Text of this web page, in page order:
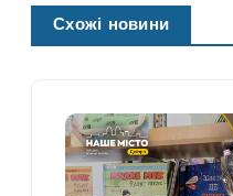
Схожі новини